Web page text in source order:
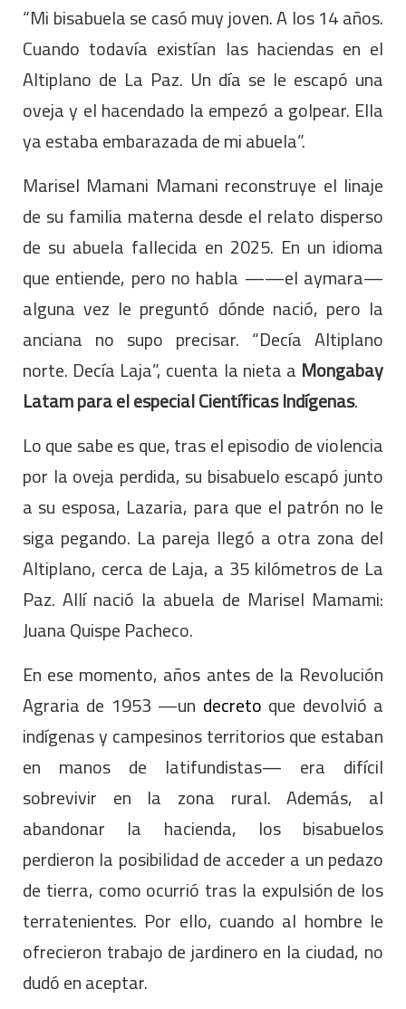
“Mi bisabuela se casó muy joven. A los 14 años.
Cuando todavía existían las haciendas en el
Altiplano de La Paz. Un día se le escapó una
oveja y el hacendado la empezó a golpear. Ella
ya estaba embarazada de mi abuela”.
Marisel Mamani Mamani reconstruye el linaje
de su familia materna desde el relato disperso
de su abuela fallecida en 2025. En un idioma
que entiende, pero no habla ——el aymara—
alguna vez le preguntó dónde nació, pero la
anciana no supo precisar. “Decía Altiplano
norte. Decía Laja”, cuenta la nieta a Mongabay
Latam para el especial Científicas Indígenas.
Lo que sabe es que, tras el episodio de violencia
por la oveja perdida, su bisabuelo escapó junto
a su esposa, Lazaria, para que el patrón no le
siga pegando. La pareja llegó a otra zona del
Altiplano, cerca de Laja, a 35 kilómetros de La
Paz. Allí nació la abuela de Marisel Mamami:
Juana Quispe Pacheco.
En ese momento, años antes de la Revolución
Agraria de 1953 —un decreto que devolvió a
indígenas y campesinos territorios que estaban
en manos de latifundistas— era difícil
sobrevivir en la zona rural. Además, al
abandonar la hacienda, los bisabuelos
perdieron la posibilidad de acceder a un pedazo
de tierra, como ocurrió tras la expulsión de los
terratenientes. Por ello, cuando al hombre le
ofrecieron trabajo de jardinero en la ciudad, no
dudó en aceptar.